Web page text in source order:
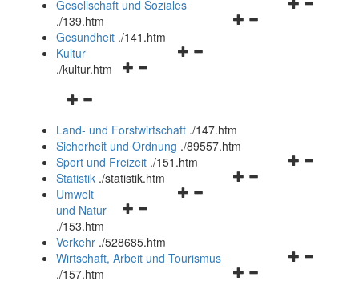
Navigationsmenü
Gesellschaft und Soziales
./139.htm
Navigationsmenü
Gesundheit ./141.htm
Navigationsmenü
Kultur
./kultur.htm
Navigationsmenü
und
schließen
Land- und Forstwirtschaft ./147.htm
Sicherheit und Ordnung ./89557.htm
Navigationsmenü
Sport und Freizeit ./151.htm
Navigationsmenü
Statistik ./statistik.htm
Navigationsmenü
und
schließen
Umwelt
und Natur
./153.htm
Verkehr ./528685.htm
Navigationsmenü
Wirtschaft, Arbeit und Tourismus
./157.htm